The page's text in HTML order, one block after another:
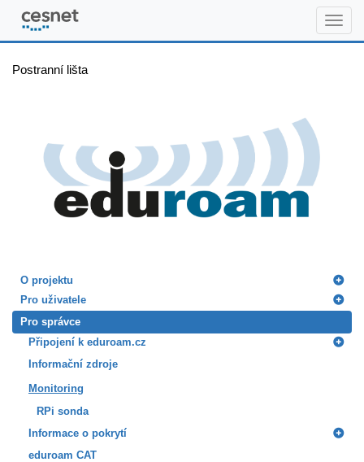
Postranní lišta
O projektu
Pro uživatele
Pro správce
Připojení k eduroam.cz
Informační zdroje
Monitoring
RPi sonda
Informace o pokrytí
eduroam CAT